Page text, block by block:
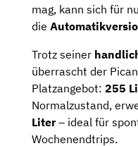
mag, kann sich für
die
Trotz seiner
überrascht der
Platzangebot: 255
Normalzustand,
Liter– ideal für
Wochenendtrips.